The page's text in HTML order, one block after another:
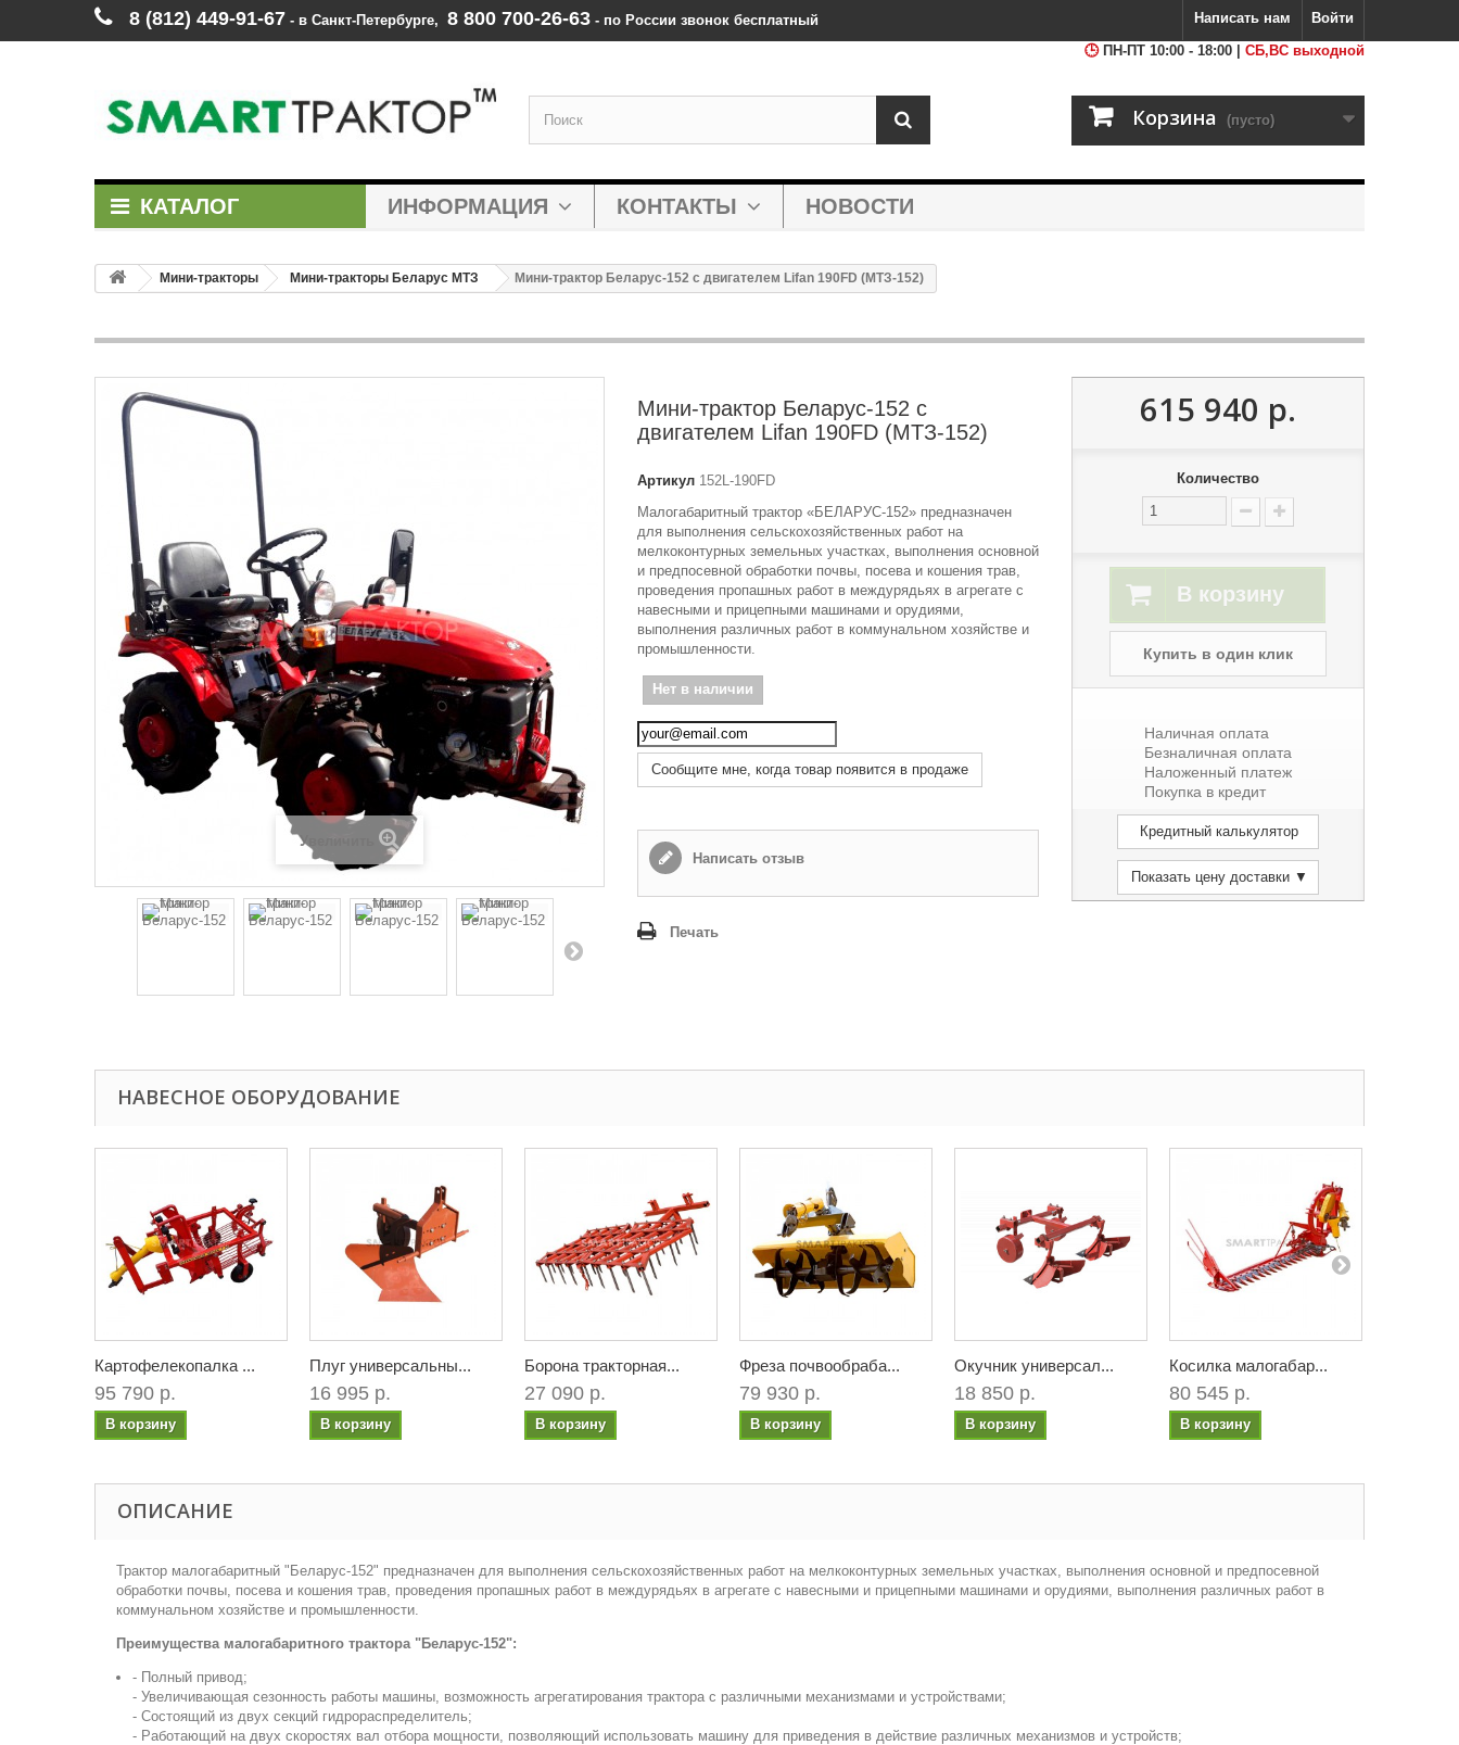
Войти
Написать нам
8 (812) 449‑91‑67 ‑ в Санкт‑Петербурге, 8 800 700‑26‑63 ‑ по России звонок бесплатный
ПН-ПТ 10:00 - 18:00 | СБ,ВС выходной
Корзина (пусто)
КАТАЛОГ ИНФОРМАЦИЯ КОНТАКТЫ НОВОСТИ
Мини-тракторы Мини-тракторы Беларус МТЗ Мини-трактор Беларус-152 с двигателем Lifan 190FD (МТЗ-152)
Увеличить
Мини-трактор Беларус-152 с
двигателем Lifan 190FD (МТЗ-152)
Артикул 152L-190FD
Малогабаритный трактор «БЕЛАРУС-152» предназначен
для выполнения сельскохозяйственных работ на
мелкоконтурных земельных участках, выполнения основной
и предпосевной обработки почвы, посева и кошения трав,
проведения пропашных работ в междурядьях в агрегате с
навесными и прицепными машинами и орудиями,
выполнения различных работ в коммунальном хозяйстве и
промышленности.
Нет в наличии
Сообщите мне, когда товар появится в продаже
Написать отзыв
Печать
615 940 р.
Количество
В корзину
Купить в один клик
Наличная оплата
Безналичная оплата
Наложенный платеж
Покупка в кредит
Кредитный калькулятор
Показать цену доставки ▼
НАВЕСНОЕ ОБОРУДОВАНИЕ
Картофелекопалка ...
95 790 р.
В корзину
Плуг универсальны...
16 995 р.
В корзину
Борона тракторная...
27 090 р.
В корзину
Фреза почвообраба...
79 930 р.
В корзину
Окучник универсал...
18 850 р.
В корзину
Косилка малогабар...
80 545 р.
В корзину
ОПИСАНИЕ
Трактор малогабаритный "Беларус-152" предназначен для выполнения сельскохозяйственных работ на мелкоконтурных земельных участках, выполнения основной и предпосевной
обработки почвы, посева и кошения трав, проведения пропашных работ в междурядьях в агрегате с навесными и прицепными машинами и орудиями, выполнения различных работ в
коммунальном хозяйстве и промышленности.
Преимущества малогабаритного трактора "Беларус-152":
- Полный привод;
- Увеличивающая сезонность работы машины, возможность агрегатирования трактора с различными механизмами и устройствами;
- Состоящий из двух секций гидрораспределитель;
- Работающий на двух скоростях вал отбора мощности, позволяющий использовать машину для приведения в действие различных механизмов и устройств;